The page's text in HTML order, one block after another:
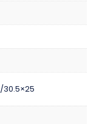
30.5×25